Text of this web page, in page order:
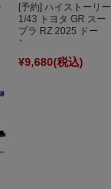
[予約] ハイストーリー
1/43 トヨタ GR スー
プラ RZ 2025 ドー
ン...
¥9,680(税込)